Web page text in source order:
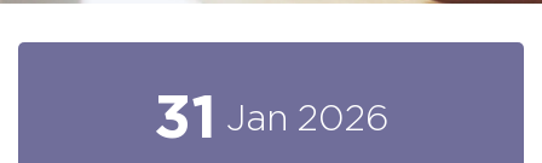
31 Jan 2026